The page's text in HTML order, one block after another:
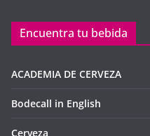
Encuentra tu bebida
ACADEMIA DE CERVEZA
Bodecall in English
Cerveza